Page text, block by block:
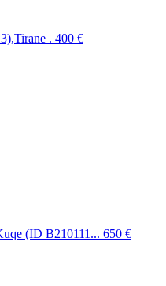
. 400 €
(ID B210111... 650 €